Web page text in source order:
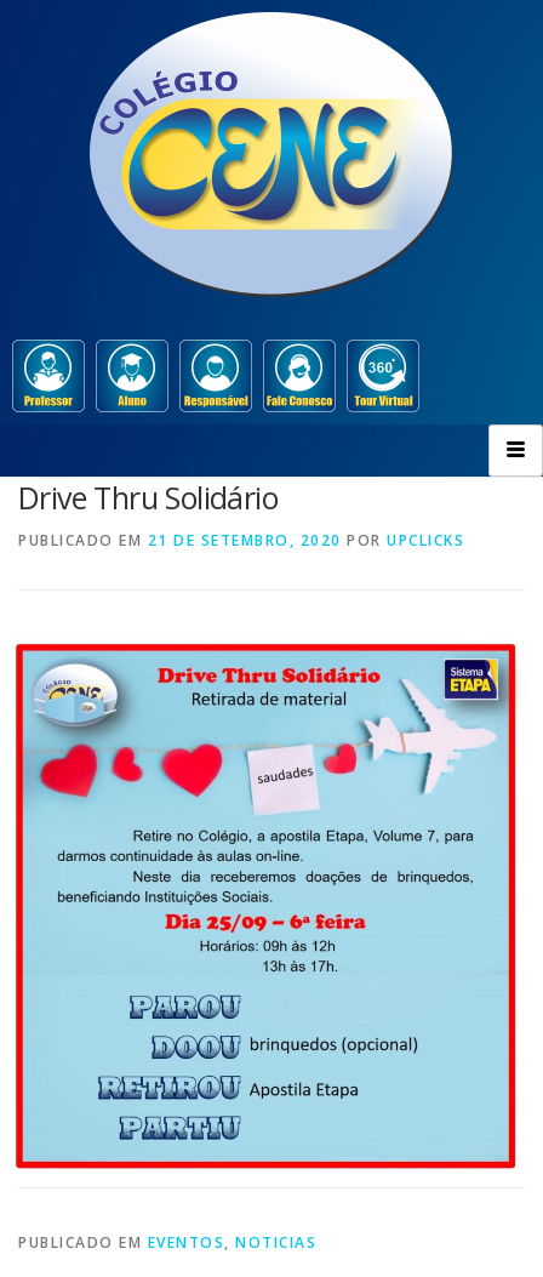
Drive Thru Solidário
PUBLICADO EM 21 DE SETEMBRO, 2020 POR UPCLICKS
PUBLICADO EM EVENTOS, NOTICIAS